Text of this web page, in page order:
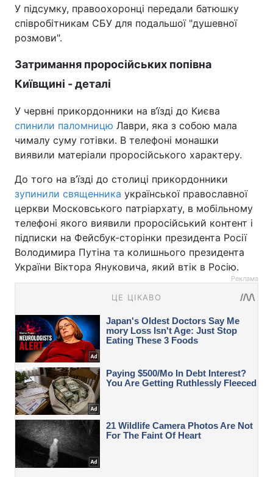
У підсумку, правоохоронці передали батюшку
співробітникам СБУ для подальшої "душевної
розмови".
Затримання проросійських попівна
Київщині - деталі
У червні прикордонники на в‘їзді до Києва
спинили паломницю Лаври, яка з собою мала
чималу суму готівки. В телефоні монашки
виявили матеріали проросійського характеру.
До того на в’їзді до столиці прикордонники
зупинили священника української православної
церкви Московського патріархату, в мобільному
телефоні якого виявили проросійський контент і
підписки на Фейсбук-сторінки президента Росії
Володимира Путіна та колишнього президента
України Віктора Януковича, який втік в Росію.
Реклама